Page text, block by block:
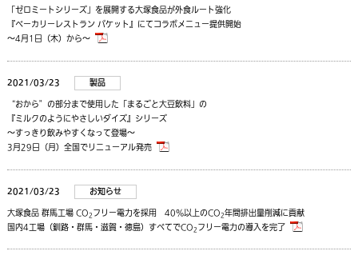
「ゼロミートシリーズ」を展開する大塚食品が外食ルート強化
『ベーカリーレストラン バケット』にてコラボメニュー提供開始
～4月1日（木）から～
2021/03/23
製品
“おから”の部分まで使用した「まるごと大豆飲料」の
『ミルクのようにやさしいダイズ』シリーズ
～すっきり飲みやすくなって登場～
3月29日（月）全国でリニューアル発売
2021/03/23
お知らせ
大塚食品 群馬工場 CO2フリー電力を採用 40%以上のCO2年間排出量削減に貢献
国内4工場（釧路・群馬・滋賀・徳島）すべてでCO2フリー電力の導入を完了